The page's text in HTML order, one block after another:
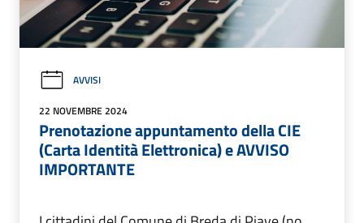
AVVISI
22 NOVEMBRE 2024
Prenotazione appuntamento della CIE
(Carta Identità Elettronica) e AVVISO
IMPORTANTE